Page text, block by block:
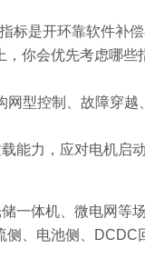
标是开环靠软件补偿
你会优先考虑哪些
型控制、故障穿越
能力，应对电机启
一体机、微电网等场
、电池侧、DCDC